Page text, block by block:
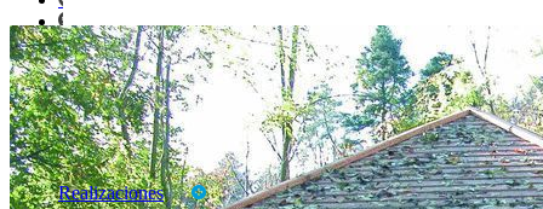
Inicio
empresa
PARQUES INFANTILES
Productos
Marcas
Realizaciones